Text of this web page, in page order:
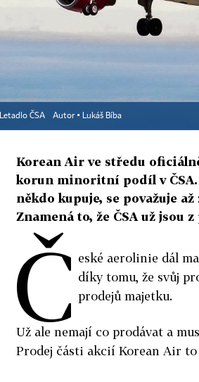
Letadlo ČSA Autor ▪ Lukáš Bíba
Korean Air ve středu
korun minoritní podíl v ČSA.
někdo kupuje, se považuje
Znamená to, že ČSA už jsou
Č eské aerolinie dál
díky tomu, že svůj
prodejů majetku.
Už ale nemají co prodávat a
Prodej části akcií Korean Air to